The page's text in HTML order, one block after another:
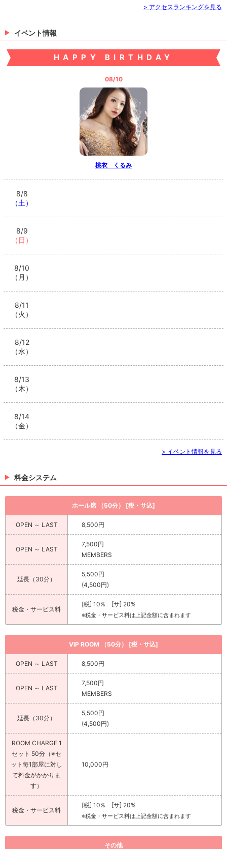
> アクセスランキングを見る
イベント情報
HAPPY BIRTHDAY
08/10
桃衣 くるみ
8/8
（土）
8/9
（日）
8/10
（月）
8/11
（火）
8/12
（水）
8/13
（木）
8/14
（金）
> イベント情報を見る
料金システム
ホール席 （50分） [税・サ込]
OPEN ～ LAST 8,500円
OPEN ～ LAST
7,500円
MEMBERS
延長（30分）
5,500円
(4,500円)
税金・サービス料
[税] 10% [サ] 20%
※税金・サービス料は上記金額に含まれます
VIP ROOM （50分） [税・サ込]
OPEN ～ LAST 8,500円
OPEN ～ LAST
7,500円
MEMBERS
延長（30分）
5,500円
(4,500円)
ROOM CHARGE 1
セット 50分（※セ
ット毎1部屋に対し
て料金がかかりま
す）
10,000円
税金・サービス料
[税] 10% [サ] 20%
※税金・サービス料は上記金額に含まれます
その他